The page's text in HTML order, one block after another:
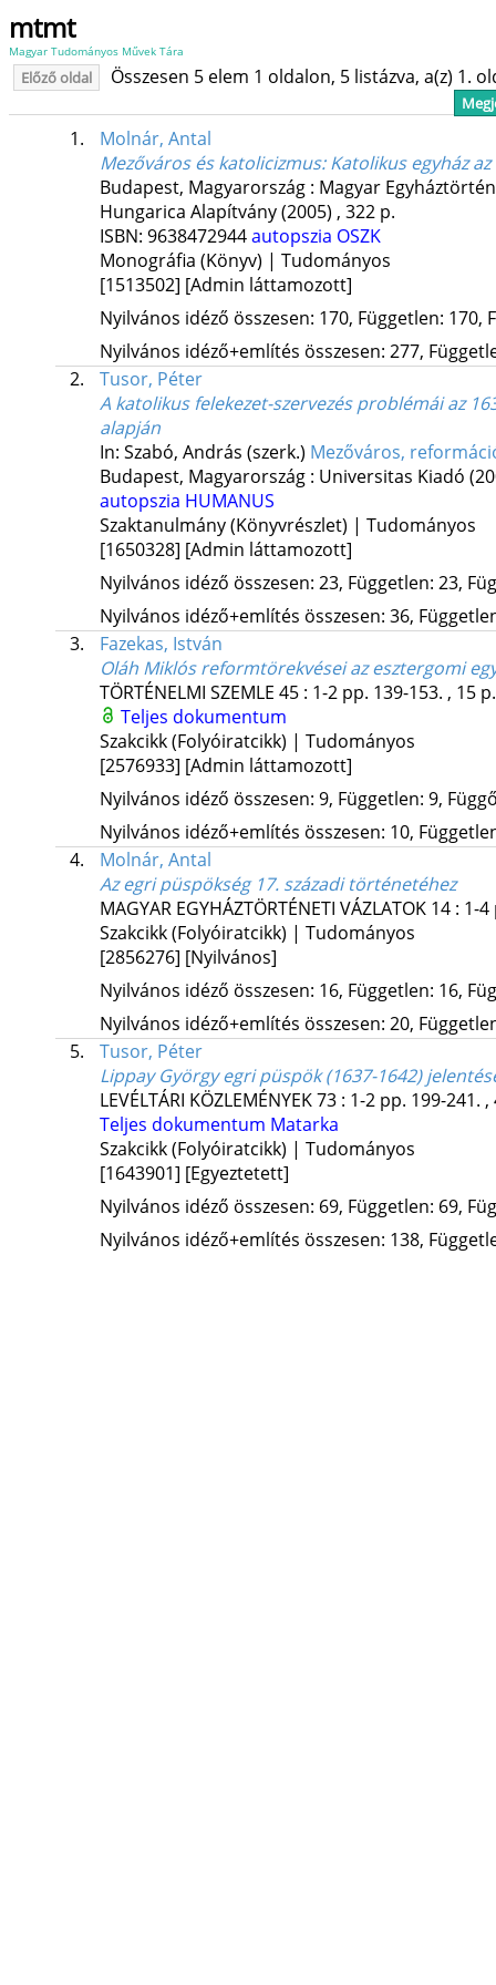
mtmt
Magyar Tudományos Művek Tára
Előző oldal Összesen 5 elem 1 oldalon, 5 listázva, a(z) 1.
1.
Molnár, Antal
Mezőváros és katolicizmus: Katolikus egyház
Budapest, Magyarország : Magyar
Hungarica Alapítvány(2005) , 322 p.
ISBN: 9638472944autopszia OSZK
Monográfia (Könyv) | Tudományos
[1513502] [Admin láttamozott]
Nyilvános idéző összesen: 170, Független: 170,
Nyilvános idéző+említés összesen: 277,
2.
Tusor, Péter
A katolikus felekezet-szervezés problémái az
alapján
In: Szabó, András (szerk.) Mezőváros,
Budapest, Magyarország : Universitas Kiadó
autopszia HUMANUS
Szaktanulmány (Könyvrészlet) | Tudományos
[1650328] [Admin láttamozott]
Nyilvános idéző összesen: 23, Független: 23,
Nyilvános idéző+említés összesen: 36,
3.
Fazekas, István
Oláh Miklós reformtörekvései az esztergomi
TÖRTÉNELMI SZEMLE 45: 1-2 pp. 139-153. , 15
Teljes dokumentum
Szakcikk (Folyóiratcikk) | Tudományos
[2576933] [Admin láttamozott]
Nyilvános idéző összesen: 9, Független: 9,
Nyilvános idéző+említés összesen: 10,
4.
Molnár, Antal
Az egri püspökség 17. századi történetéhez
MAGYAR EGYHÁZTÖRTÉNETI VÁZLATOK 14: 1-4
Szakcikk (Folyóiratcikk) | Tudományos
[2856276] [Nyilvános]
Nyilvános idéző összesen: 16, Független: 16,
Nyilvános idéző+említés összesen: 20,
5.
Tusor, Péter
Lippay György egri püspök (1637-1642)
LEVÉLTÁRI KÖZLEMÉNYEK73: 1-2 pp. 199-241.
Teljes dokumentum Matarka
Szakcikk (Folyóiratcikk) | Tudományos
[1643901] [Egyeztetett]
Nyilvános idéző összesen: 69, Független: 69,
Nyilvános idéző+említés összesen: 138,